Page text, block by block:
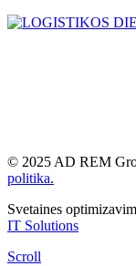
© 2025 AD REM
politika.
Svetaines
IT Solutions
Scroll